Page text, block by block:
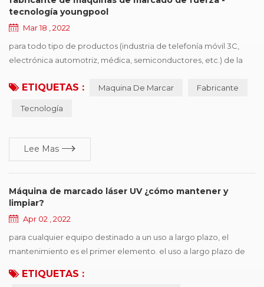
tecnología youngpool
Mar 18 , 2022
para todo tipo de productos (industria de telefonía móvil 3C,
electrónica automotriz, médica, semiconductores, etc.) de la
controladores de dispositivos de identificación, el primer punto
mejorar la competitividad de los productos, ganar más cuota de
ETIQUETAS : Maquina De Marcar Fabricante
Tecnología
Lee Mas
Máquina de marcado láser UV ¿cómo mantener y
limpiar?
Apr 02 , 2022
para cualquier equipo destinado a un uso a largo plazo, el
mantenimiento es el primer elemento. el uso a largo plazo de
inestable, propensa a fallar., por lo tanto, se debe realizar un
ETIQUETAS :